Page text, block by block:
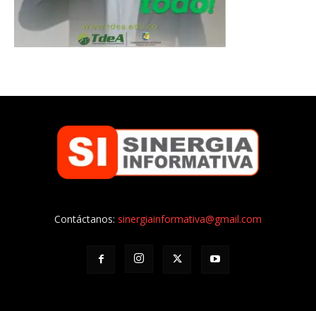
Contáctanos: sinergiainformativa@gmail.com